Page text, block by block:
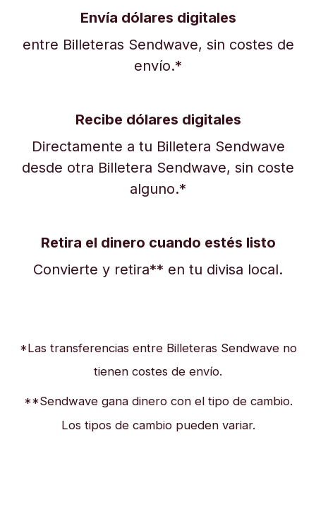
Envía dólares digitales
entre Billeteras Sendwave, sin costes de
envío.*
Recibe dólares digitales
Directamente a tu Billetera Sendwave
desde otra Billetera Sendwave, sin coste
alguno.*
Retira el dinero cuando estés listo
Convierte y retira** en tu divisa local.
*Las transferencias entre Billeteras Sendwave no
tienen costes de envío.
**Sendwave gana dinero con el tipo de cambio.
Los tipos de cambio pueden variar.